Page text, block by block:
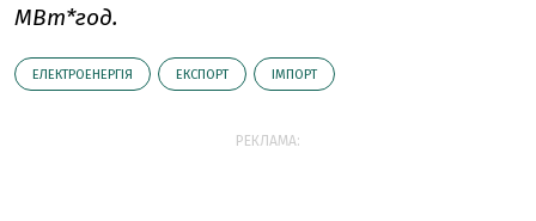
МВт*год.
ЕЛЕКТРОЕНЕРГІЯ ЕКСПОРТ ІМПОРТ
РЕКЛАМА: